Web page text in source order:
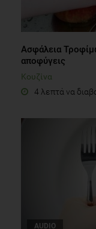
Ασφάλεια
αποφύγεις
Κουζίνα
4 λεπτά να
AUDIO